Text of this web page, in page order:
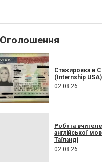
Оголошення
Стажировка в
(Internship USA)
02.08.26
Робота
англійської
Таїланді
02.08.26